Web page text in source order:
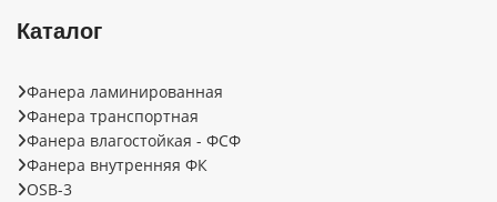
Каталог
Фанера ламинированная
Фанера транспортная
Фанера влагостойкая - ФСФ
Фанера внутренняя ФК
OSB-3